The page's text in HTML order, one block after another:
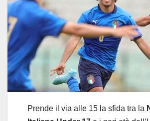
Prende il via alle 15 la sfida tra la